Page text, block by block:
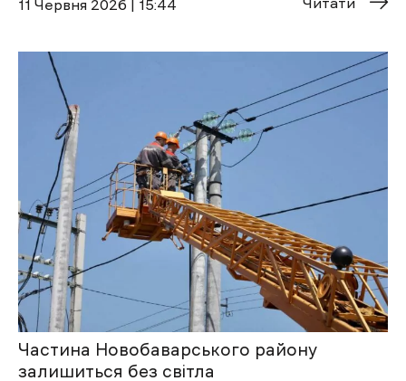
11 Червня 2026 | 15:44
Частина Новобаварського району
залишиться без світла